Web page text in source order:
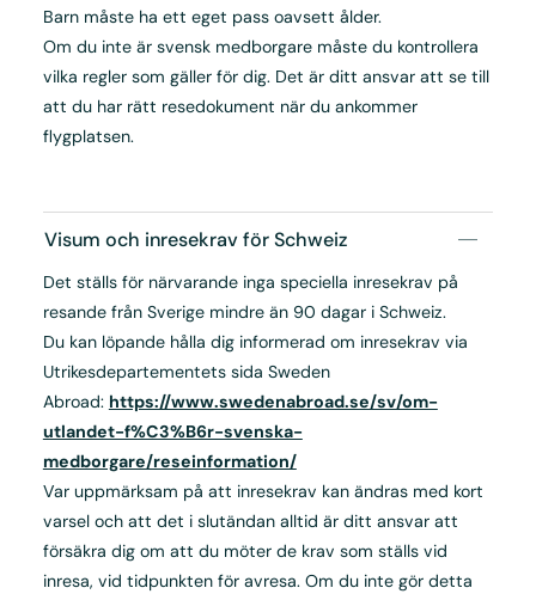
Barn måste ha ett eget pass oavsett ålder.
Om du inte är svensk medborgare måste du kontrollera
vilka regler som gäller för dig. Det är ditt ansvar att se till
att du har rätt resedokument när du ankommer
flygplatsen.
Visum och inresekrav för Schweiz
Det ställs för närvarande inga speciella inresekrav på
resande från Sverige mindre än 90 dagar i Schweiz.
Du kan löpande hålla dig informerad om inresekrav via
Utrikesdepartementets sida Sweden
Abroad: https://www.swedenabroad.se/sv/om-
utlandet-f%C3%B6r-svenska-
medborgare/reseinformation/
Var uppmärksam på att inresekrav kan ändras med kort
varsel och att det i slutändan alltid är ditt ansvar att
försäkra dig om att du möter de krav som ställs vid
inresa, vid tidpunkten för avresa. Om du inte gör detta